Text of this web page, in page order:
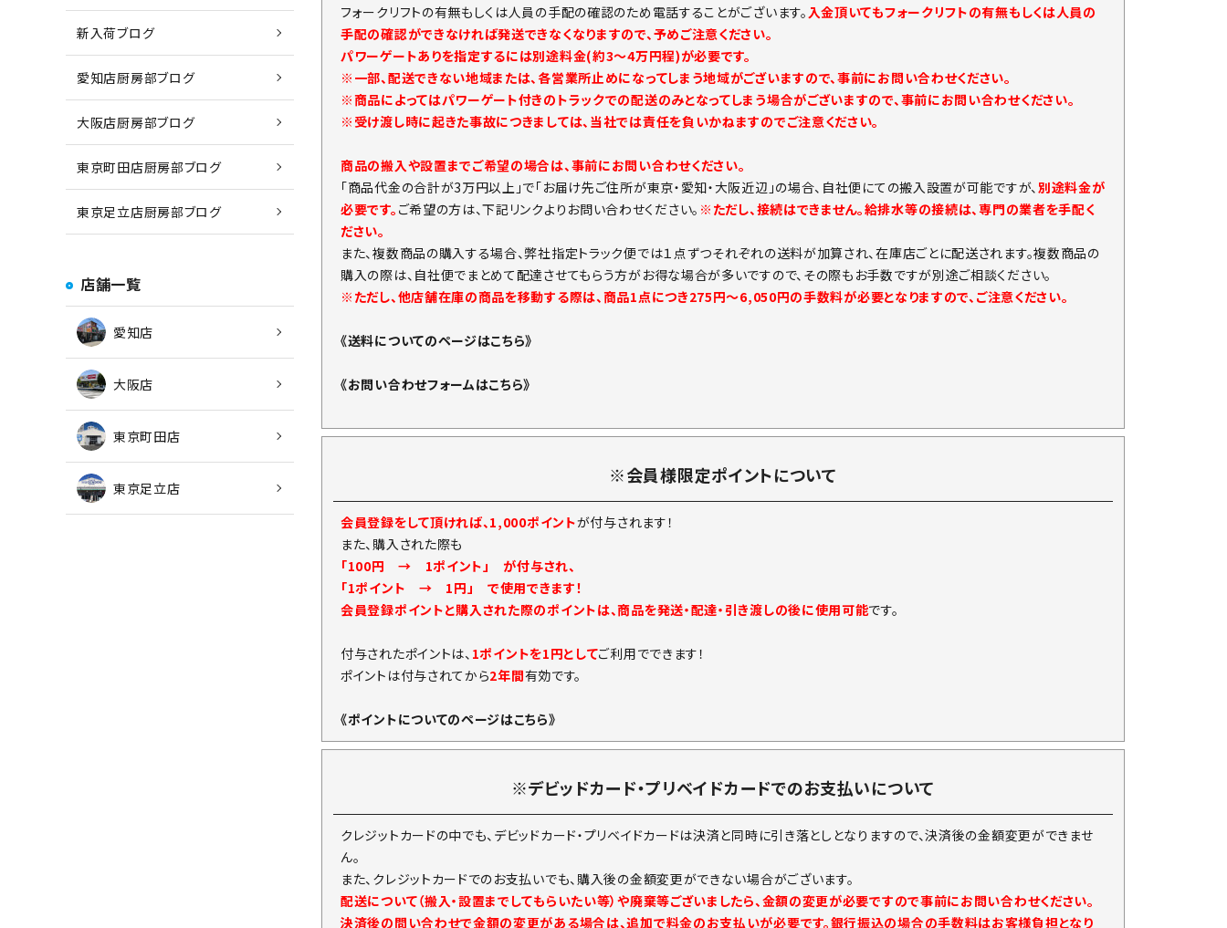
新入荷ブログ
愛知店厨房部ブログ
大阪店厨房部ブログ
東京町田店厨房部ブログ
東京足立店厨房部ブログ
店舗一覧
愛知店
大阪店
東京町田店
東京足立店
フォークリフトの有無もしくは人員の手配の確認のため電話することがございます。 入金頂いてもフォークリフトの有無もしくは人員の
手配の確認ができなければ発送できなくなりますので、予めご注意ください。
パワーゲートありを指定するには別途料金(約3～4万円程)が必要です。
※一部、配送できない地域または、各営業所止めになってしまう地域がございますので、事前にお問い合わせください。
※商品によってはパワーゲート付きのトラックでの配送のみとなってしまう場合がございますので、事前にお問い合わせください。
※受け渡し時に起きた事故につきましては、当社では責任を負いかねますのでご注意ください。
商品の搬入や設置までご希望の場合は、事前にお問い合わせください。
「商品代金の合計が3万円以上」で「お届け先ご住所が東京・愛知・大阪近辺」の場合、自社便にての搬入設置が可能ですが、 別途料金が
必要です。 ご希望の方は、下記リンクよりお問い合わせください。 ※ただし、接続はできません。給排水等の接続は、専門の業者を手配く
ださい。
また、複数商品の購入する場合、弊社指定トラック便では１点ずつそれぞれの送料が加算され、在庫店ごとに配送されます。複数商品の
購入の際は、自社便でまとめて配達させてもらう方がお得な場合が多いですので、その際もお手数ですが別途ご相談ください。
※ただし、他店舗在庫の商品を移動する際は、商品1点につき275円～6,050円の手数料が必要となりますので、ご注意ください。
《送料についてのページはこちら》
《お問い合わせフォームはこちら》
※会員様限定ポイントについて
会員登録をして頂ければ、1,000ポイントが付与されます！
また、購入された際も
「100円 → 1ポイント」 が付与され、
「1ポイント → 1円」 で使用できます！
会員登録ポイントと購入された際のポイントは、商品を発送・配達・引き渡しの後に使用可能です。
付与されたポイントは、 1ポイントを1円としてご利用でできます！
ポイントは付与されてから2年間有効です。
《ポイントについてのページはこちら》
※デビッドカード・プリベイドカードでのお支払いについて
クレジットカードの中でも、デビッドカード・プリベイドカードは決済と同時に引き落としとなりますので、決済後の金額変更ができませ
ん。
また、クレジットカードでのお支払いでも、購入後の金額変更ができない場合がございます。
配送について（搬入・設置までしてもらいたい等）や廃棄等ございましたら、金額の変更が必要ですので事前にお問い合わせください。
決済後の問い合わせで金額の変更がある場合は、追加で料金のお支払いが必要です。銀行振込の場合の手数料はお客様負担となり